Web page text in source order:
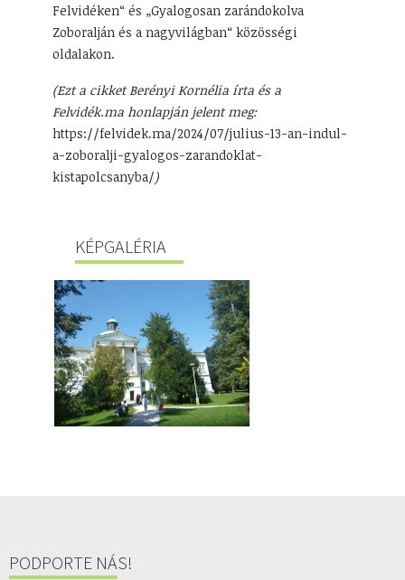
Felvidéken“ és „Gyalogosan zarándokolva
Zoboralján és a nagyvilágban“ közösségi
oldalakon.
(Ezt a cikket Berényi Kornélia írta és a
Felvidék.ma honlapján jelent meg:
https://felvidek.ma/2024/07/julius-13-an-indul-
a-zoboralji-gyalogos-zarandoklat-
kistapolcsanyba/)
KÉPGALÉRIA
PODPORTE NÁS!